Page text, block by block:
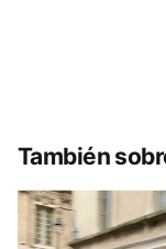
También